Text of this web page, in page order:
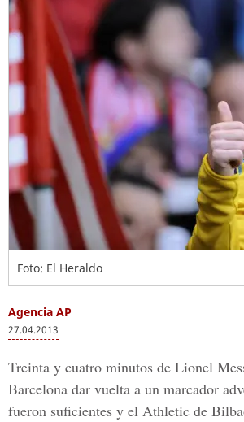
Foto: El Heraldo
Agencia AP
27.04.2013
Treinta y cuatro minutos de Lionel
Barcelona dar vuelta a un marcador
fueron suficientes y el Athletic de